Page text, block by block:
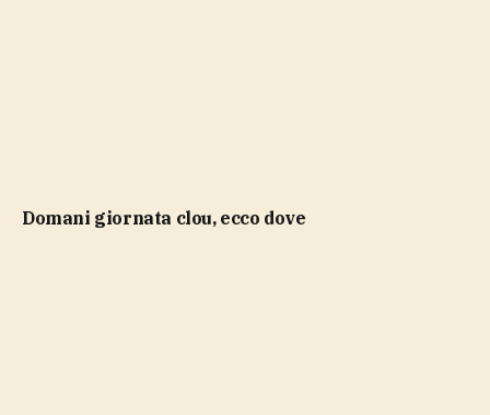
domani giornata clou, ecco dove